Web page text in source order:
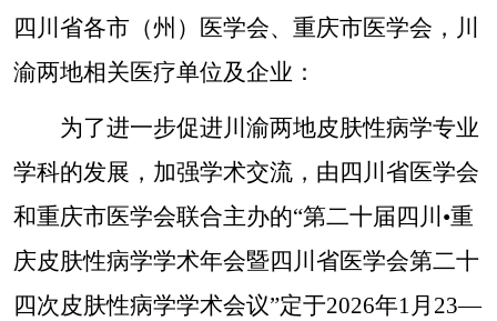
四川省各市（州）医学会、 重庆市医学会，川
渝两地相关医疗单位及企业：
为了进一步促进川渝两地皮肤性病学专业
学科的发展，加强学术交流，由四川省医学会
和重庆市医学会联合主办的“第二十届四川•重
庆皮肤性病学学术年会暨四川省医学会第二十
四次皮肤性病学学术会议”定于2026年1月23—